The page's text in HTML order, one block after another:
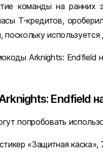
команды на
Т-кредитов,
Arknights: Endfield
Endfield
попробовать
«Защитная каска»,